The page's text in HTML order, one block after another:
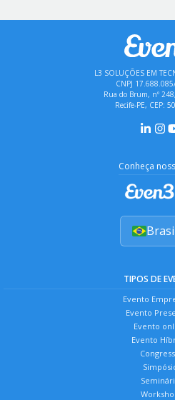
L3 SOLUÇÕES EM
CNPJ
Rua do Brum, nº
Recife-PE, CEP:
Conheça
TIPOS DE
Evento
Evento
Evento
Evento